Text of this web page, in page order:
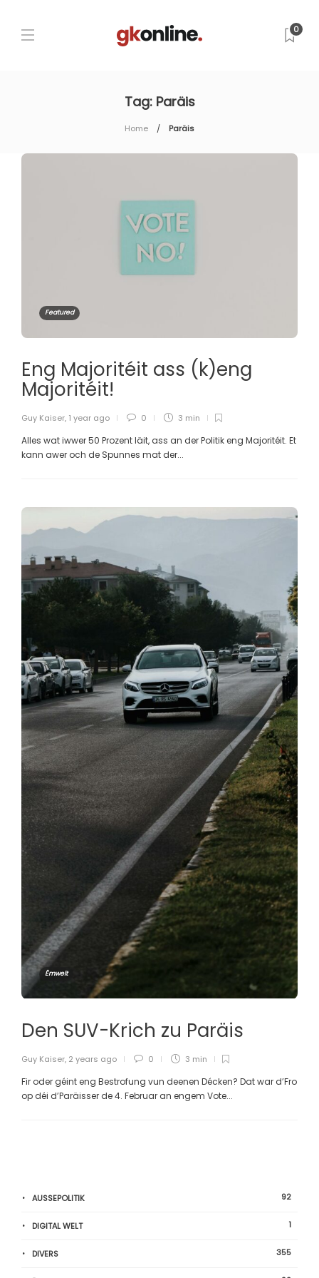
0
Tag: Paräis
Home Paräis
Featured
Eng Majoritéit ass (k)eng
Majoritéit!
Guy Kaiser, 1 year ago 0 3 min
Alles wat iwwer 50 Prozent läit, ass an der Politik eng Majoritéit. Et
kann awer och de Spunnes mat der...
Ëmwelt
Den SUV-Krich zu Paräis
Guy Kaiser, 2 years ago 0 3 min
Fir oder géint eng Bestrofung vun deenen Décken? Dat war d’Fro
op déi d’Paräisser de 4. Februar an engem Vote...
AUSSEPOLITIK 92
DIGITAL WELT 1
DIVERS 355